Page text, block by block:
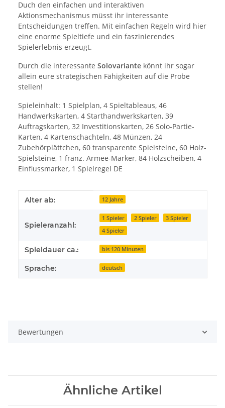
Duch den einfachen und interaktiven
Aktionsmechanismus müsst ihr interessante
Entscheidungen treffen. Mit einfachen Regeln wird hier
eine enorme Spieltiefe und ein faszinierendes
Spielerlebnis erzeugt.
Durch die interessante Solovariante könnt ihr sogar
allein eure strategischen Fähigkeiten auf die Probe
stellen!
Spieleinhalt: 1 Spielplan, 4 Spieltableaus, 46
Handwerkskarten, 4 Starthandwerkskarten, 39
Auftragskarten, 32 Investitionskarten, 26 Solo-Partie-
Karten, 4 Kartenschachteln, 48 Münzen, 24
Zubehörplättchen, 60 transparente Spielsteine, 60 Holz-
Spielsteine, 1 franz. Armee-Marker, 84 Holzscheiben, 4
Einflussmarker, 1 Spielregel DE
Produkteigenschaft
Wert
Alter ab: 12 Jahre
Spieleranzahl:
1 Spieler 2 Spieler
3 Spieler
4 Spieler
Spieldauer ca.: bis 120 Minuten
Sprache: deutsch
Bewertungen
Ähnliche Artikel